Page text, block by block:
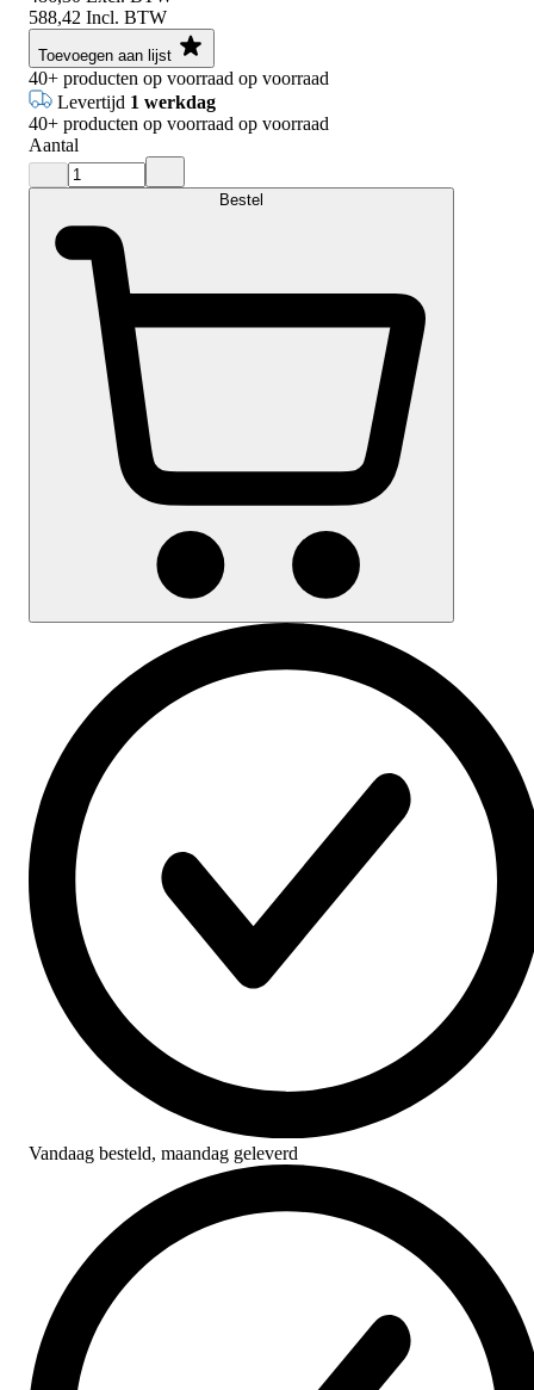
588,42 Incl. BTW
Toevoegen aan lijst
40+ producten op voorraad op voorraad
Levertijd 1 werkdag
40+ producten op voorraad op voorraad
Aantal
Bestel
Vandaag besteld, maandag geleverd